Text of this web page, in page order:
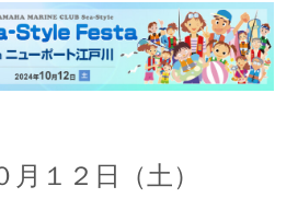
Blog
会社概要
Company
月１２日（土）